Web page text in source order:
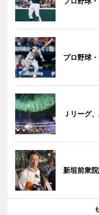
プロ野球
Ｊリーグ
新垣前衆